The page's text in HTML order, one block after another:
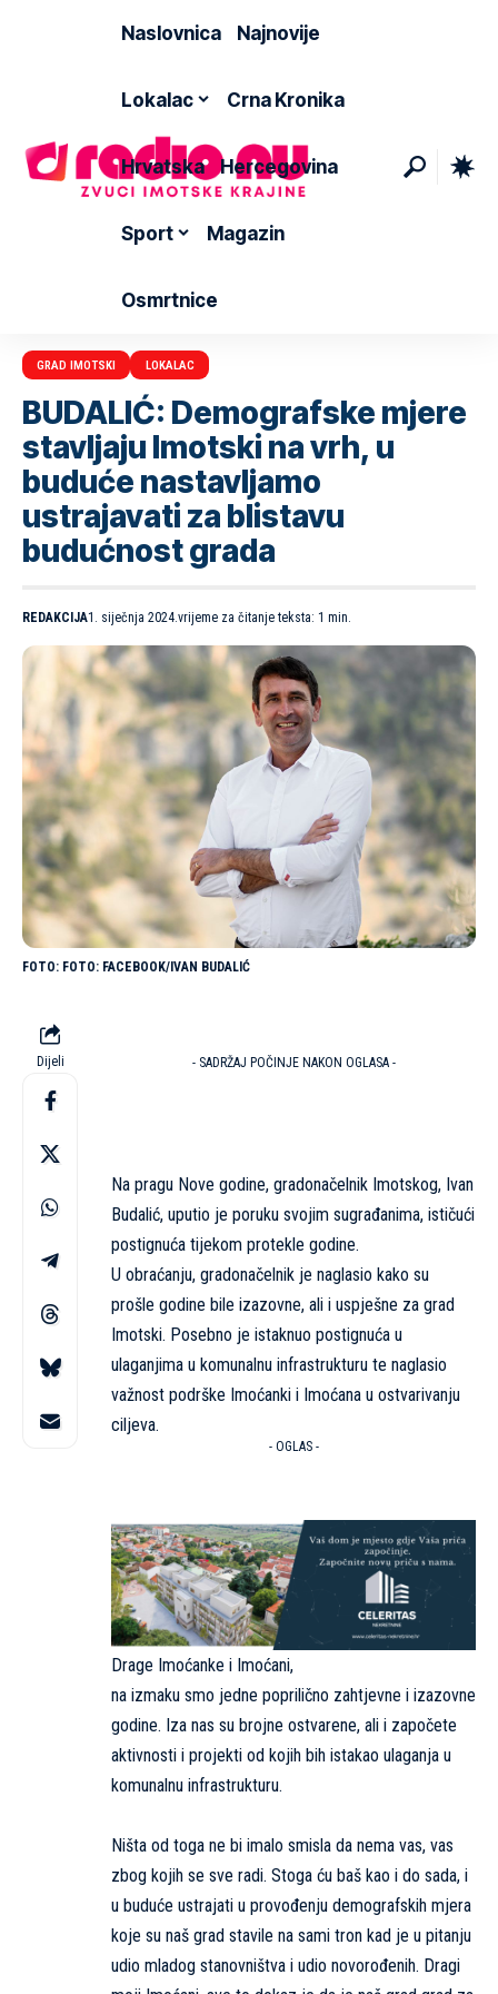
Naslovnica Najnovije
Lokalac Crna Kronika
Hrvatska Hercegovina
Sport Magazin
Osmrtnice
GRAD IMOTSKI LOKALAC
BUDALIĆ: Demografske mjere
stavljaju Imotski na vrh, u
buduće nastavljamo
ustrajavati za blistavu
budućnost grada
REDAKCIJA1. siječnja 2024.vrijeme za čitanje teksta: 1 min.
FOTO: FACEBOOK/IVAN BUDALIĆ
Dijeli - SADRŽAJ POČINJE NAKON OGLASA -
Na pragu Nove godine, gradonačelnik Imotskog, Ivan
Budalić, uputio je poruku svojim sugrađanima, ističući
postignuća tijekom protekle godine.
U obraćanju, gradonačelnik je naglasio kako su
prošle godine bile izazovne, ali i uspješne za grad
Imotski. Posebno je istaknuo postignuća u
ulaganjima u komunalnu infrastrukturu te naglasio
važnost podrške Imoćanki i Imoćana u ostvarivanju
ciljeva.
- OGLAS -
Drage Imoćanke i Imoćani,
na izmaku smo jedne poprilično zahtjevne i izazovne
godine. Iza nas su brojne ostvarene, ali i započete
aktivnosti i projekti od kojih bih istakao ulaganja u
komunalnu infrastrukturu.
Ništa od toga ne bi imalo smisla da nema vas, vas
zbog kojih se sve radi. Stoga ću baš kao i do sada, i
u buduće ustrajati u provođenju demografskih mjera
koje su naš grad stavile na sami tron kad je u pitanju
udio mladog stanovništva i udio novorođenih. Dragi